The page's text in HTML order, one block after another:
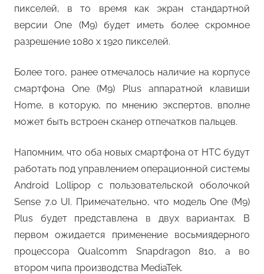
пикселей, в то время как экран стандартной
версии One (M9) будет иметь более скромное
разрешение 1080 x 1920 пикселей.
Более того, ранее отмечалось наличие на корпусе
смартфона One (M9) Plus аппаратной клавиши
Home, в которую, по мнению экспертов, вполне
может быть встроен сканер отпечатков пальцев.
Напомним, что оба новых смартфона от HTC будут
работать под управлением операционной системы
Android Lollipop с пользовательской оболочкой
Sense 7.0 UI. Примечательно, что модель One (M9)
Plus будет представлена в двух вариантах. В
первом ожидается применение восьмиядерного
процессора Qualcomm Snapdragon 810, а во
втором чипа производства MediaTek.